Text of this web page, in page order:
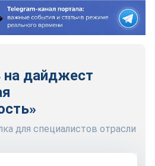
дайджест
для специалистов отрасли